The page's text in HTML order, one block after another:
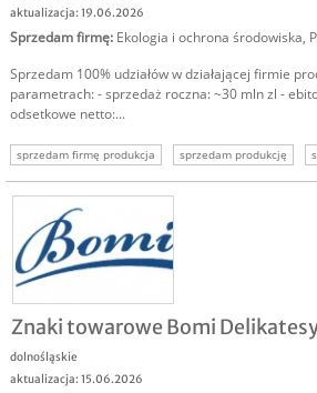
aktualizacja: 19.06.2026
Sprzedam firmę: Ekologia i ochrona środowiska,
Sprzedam 100% udziałów w działającej firmie
parametrach: - sprzedaż roczna: ~30 mln zl -
odsetkowe netto:...
sprzedam firmę produkcja sprzedam produkcję
technologie
energetyka sprzedam biznes
Znaki towarowe Bomi
dolnośląskie
aktualizacja: 15.06.2026